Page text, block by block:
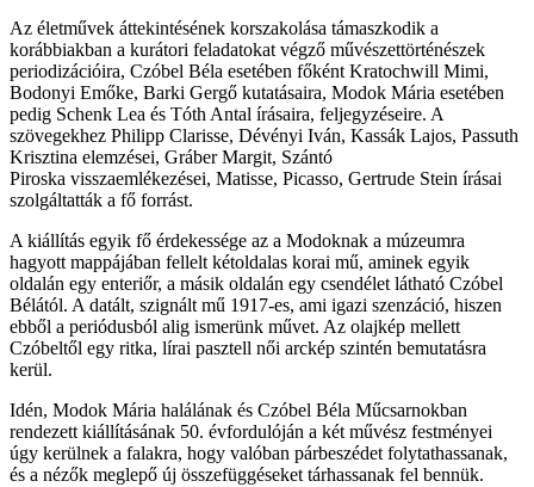
Az életművek áttekintésének korszakolása támaszkodik a
korábbiakban a kurátori feladatokat végző művészettörténészek
periodizációira, Czóbel Béla esetében főkéntKratochwill Mimi,
Bodonyi Emőke, Barki Gergő kutatásaira, Modok Mária esetében
pedig Schenk Lea és Tóth Antal írásaira, feljegyzéseire. A
szövegekhez Philipp Clarisse, Dévényi Iván, Kassák Lajos, Passuth
Krisztina elemzései, Gráber Margit, Szántó
Piroska visszaemlékezései, Matisse, Picasso, Gertrude Stein írásai
szolgáltatták a fő forrást.
A kiállítás egyik fő érdekessége az a Modoknak a múzeumra
hagyott mappájában fellelt kétoldalas korai mű, aminek egyik
oldalán egy enteriőr, a másik oldalán egy csendélet látható Czóbel
Bélától. A datált, szignált mű 1917-es, ami igazi szenzáció, hiszen
ebből a periódusból alig ismerünk művet. Az olajkép mellett
Czóbeltől egy ritka, lírai pasztell női arckép szintén bemutatásra
kerül.
Idén, Modok Mária halálának és Czóbel Béla Műcsarnokban
rendezett kiállításának 50. évfordulóján a két művész festményei
úgy kerülnek a falakra, hogy valóban párbeszédet folytathassanak,
és a nézők meglepő új összefüggéseket tárhassanak fel bennük.